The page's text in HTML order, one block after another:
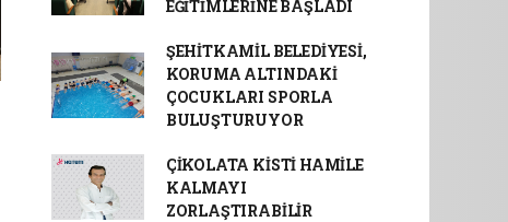
EĞİTİMLERİNE BAŞLADI
ŞEHİTKAMİL BELEDİYESİ,
KORUMA ALTINDAKİ
ÇOCUKLARI SPORLA
BULUŞTURUYOR
ÇİKOLATA KİSTİ HAMİLE
KALMAYI
ZORLAŞTIRABİLİR